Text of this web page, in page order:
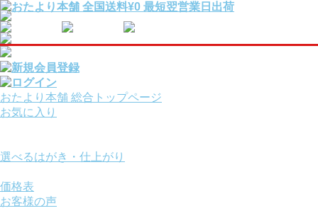
おたより本舗 総合トップページ
お気に入り
選べるはがき・仕上がり
価格表
お客様の声